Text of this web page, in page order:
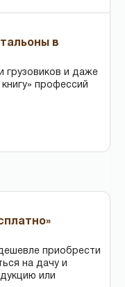
в
грузовиков и даже
профессий
приобрести
на дачу и
или